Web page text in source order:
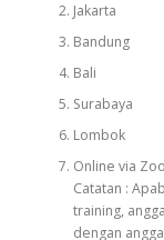
Jakarta
Bandung
Bali
Surabaya
Lombok
Online via
Catatan :
training,
dengan